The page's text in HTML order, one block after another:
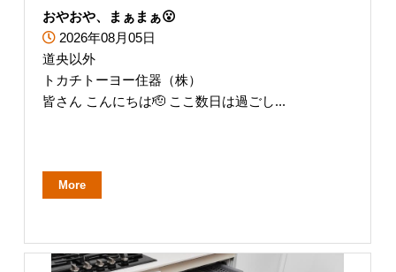
おやおや、まぁまぁ😮
2026年08月05日
道央以外
トカチトーヨー住器（株）
皆さん こんにちは🫡 ここ数日は過ごし...
More